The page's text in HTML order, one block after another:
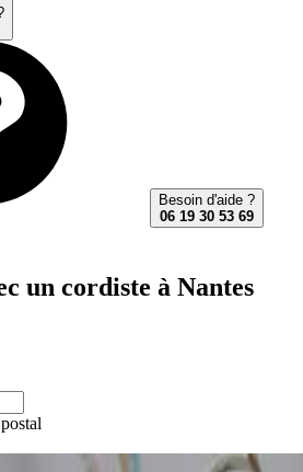
Besoin d'aide ?
06 19 30 53 69
un cordiste à Nantes